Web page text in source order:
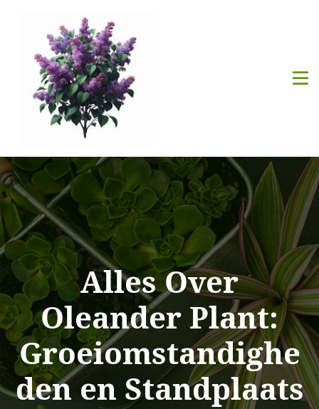
Alles Over
Oleander Plant:
Groeiomstandighe
den en Standplaats